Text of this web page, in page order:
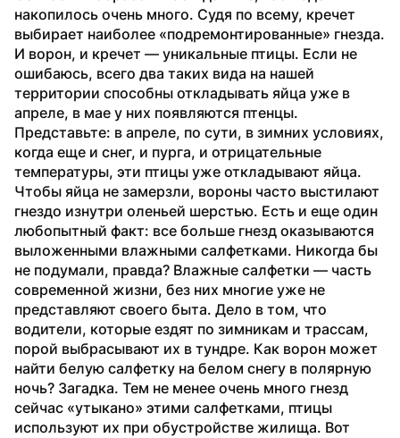
накопилось очень много. Судя по всему, кречет
выбирает наиболее «подремонтированные» гнезда.
И ворон, и кречет — уникальные птицы. Если не
ошибаюсь, всего два таких вида на нашей
территории способны откладывать яйца уже в
апреле, в мае у них появляются птенцы.
Представьте: в апреле, по сути, в зимних условиях,
когда еще и снег, и пурга, и отрицательные
температуры, эти птицы уже откладывают яйца.
Чтобы яйца не замерзли, вороны часто выстилают
гнездо изнутри оленьей шерстью. Есть и еще один
любопытный факт: все больше гнезд оказываются
выложенными влажными салфетками. Никогда бы
не подумали, правда? Влажные салфетки — часть
современной жизни, без них многие уже не
представляют своего быта. Дело в том, что
водители, которые ездят по зимникам и трассам,
порой выбрасывают их в тундре. Как ворон может
найти белую салфетку на белом снегу в полярную
ночь? Загадка. Тем не менее очень много гнезд
сейчас «утыкано» этими салфетками, птицы
используют их при обустройстве жилища. Вот